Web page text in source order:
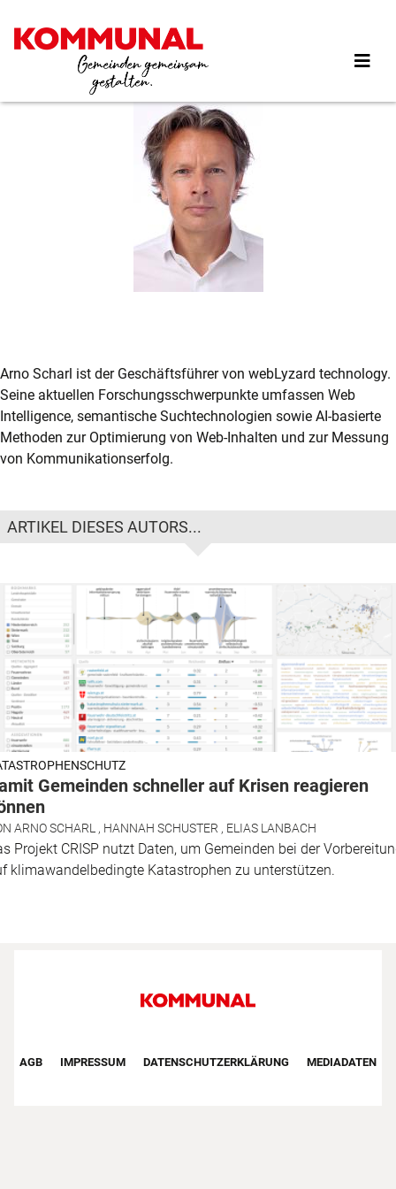
Inhalt
Arno Scharl ist der Geschäftsführer von webLyzard technology.
Seine aktuellen Forschungsschwerpunkte umfassen Web
Intelligence, semantische Suchtechnologien sowie AI-basierte
Methoden zur Optimierung von Web-Inhalten und zur Messung
von Kommunikationserfolg.
ARTIKEL DIESES AUTORS...
Gemeinden schneller auf Krisen reagieren
ARNO SCHARL , HANNAH SCHUSTER , ELIAS LANBACH
Projekt CRISP nutzt Daten, um Gemeinden bei der
klimawandelbedingte Katastrophen zu unterstützen.
Footer First Navigation
AGB IMPRESSUM DATENSCHUTZERKLÄRUNG MEDIADATEN